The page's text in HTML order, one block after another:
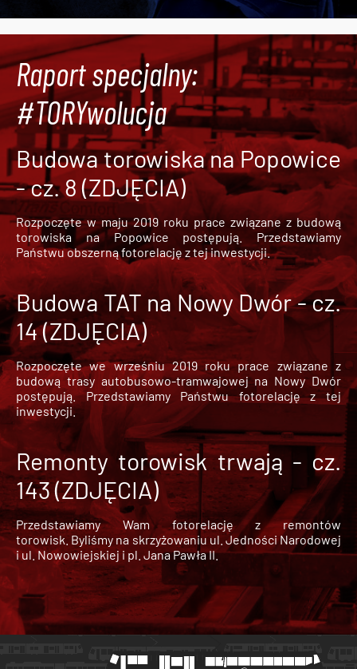
Raport specjalny:
#TORYwolucja
Budowa torowiska na Popowice
- cz. 8 (ZDJĘCIA)
Rozpoczęte w maju 2019 roku prace związane z budową
torowiska na Popowice
postępują. Przedstawiamy
Państwu obszerną fotorelację z tej inwestycji.
Budowa TAT na Nowy Dwór - cz.
14 (ZDJĘCIA)
Rozpoczęte we wrześniu 2019 roku prace związane z
budową trasy autobusowo-tramwajowej na Nowy Dwór
postępują. Przedstawiamy Państwu fotorelację z tej
inwestycji.
Remonty torowisk trwają - cz.
143 (ZDJĘCIA)
Przedstawiamy Wam fotorelację z remontów
torowisk. Byliśmy na skrzyżowaniu ul. Jedności Narodowej
i ul. Nowowiejskiej i pl. Jana Pawła II.